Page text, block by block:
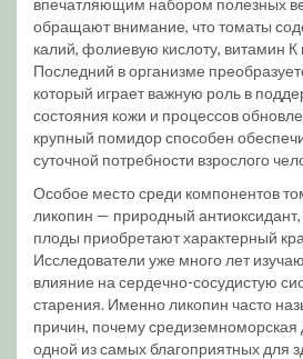
впечатляющим набором полезных
обращают внимание, что томаты
калий, фолиевую кислоту, витамин К
Последний в организме
который играет важную роль в
состояния кожи и процессов
крупный помидор способен
суточной потребности взрослого
Особое место среди компонентов
ликопин — природный
плоды приобретают характерный
Исследователи уже много лет
влияние на сердечно-сосудистую
старения. Именно ликопин часто
причин, почему средиземноморская
одной из самых благоприятных для